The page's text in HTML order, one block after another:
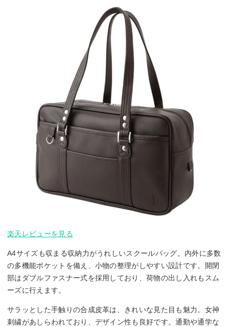
楽天レビューを見る
A4サイズも収まる収納力がうれしいスクールバッグ。内外に多数
の多機能ポケットを備え、小物の整理がしやすい設計です。開閉
部はダブルファスナー式を採用しており、荷物の出し入れもスム
ーズに行えます。
サラッとした手触りの合成皮革は、きれいな見た目も魅力。女神
刺繍があしらわれており、デザイン性も良好です。通勤や通学な